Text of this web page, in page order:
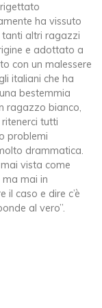
ha vissuto
altri ragazzi
e adottato a
con un malessere
italiani che ha
bestemmia
ragazzo bianco,
tutti
problemi
drammatica.
vista come
mai in
caso e dire c’è
al vero”.